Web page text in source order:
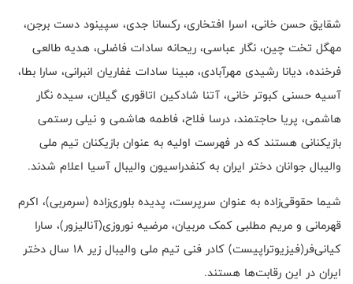
شقایق حسن خانی، اسرا افتخاری، رکسانا جدی، سپینود دست برجن،
مهگل تخت چین، نگار عباسی، ریحانه سادات فاضلی، هدیه طالعی
فرخنده، دیانا رشیدی مهرآبادی، مبینا سادات غفاریان انبرانی، سارا بطا،
آسیه حسنی کبوتر خانی، آتنا شادکین اتاقوری گیلان، سیده نگار
هاشمی، پریا حاجتمند، درسا فلاح، فاطمه هاشمی و نیلی رستمی
بازیکنانی هستند که در فهرست اولیه به عنوان بازیکنان تیم ملی
والیبال جوانان دختر ایران به کنفدراسیون والیبال آسیا اعلام شدند.
شیما حقوقی‌زاده به عنوان سرپرست، پدیده بلوری‌زاده (سرمربی)، اکرم
قهرمانی و مریم مطلبی کمک مربیان، مرضیه نوروزی(آنالیزور)، سارا
کیانی‌فر(فیزیوتراپیست) کادر فنی تیم ملی والیبال زیر 18 سال دختر
ایران در این رقابت‌ها هستند.